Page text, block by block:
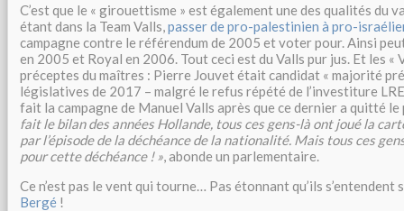
C’est que le « girouettisme » est également une des qualités du
étant dans la Team Valls,passer de pro-palestinien à pro-
campagne contre le référendum de 2005 et voter pour. Ainsi
en 2005 et Royal en 2006. Tout ceci est du Valls pur jus. Et les «
préceptes du maîtres : Pierre Jouvet était candidat « majorité
législatives de 2017 – malgré le refus répété de l’investiture
fait la campagne de Manuel Valls après que ce dernier a quitté
fait le bilan des années Hollande, tous ces gens-là ont joué la
par l’épisode de la déchéance de la nationalité. Mais tous ces
pour cette déchéance ! », abonde un parlementaire.
Ce n’est pas le vent qui tourne… Pas étonnant qu’ils s’entendent
Bergé !